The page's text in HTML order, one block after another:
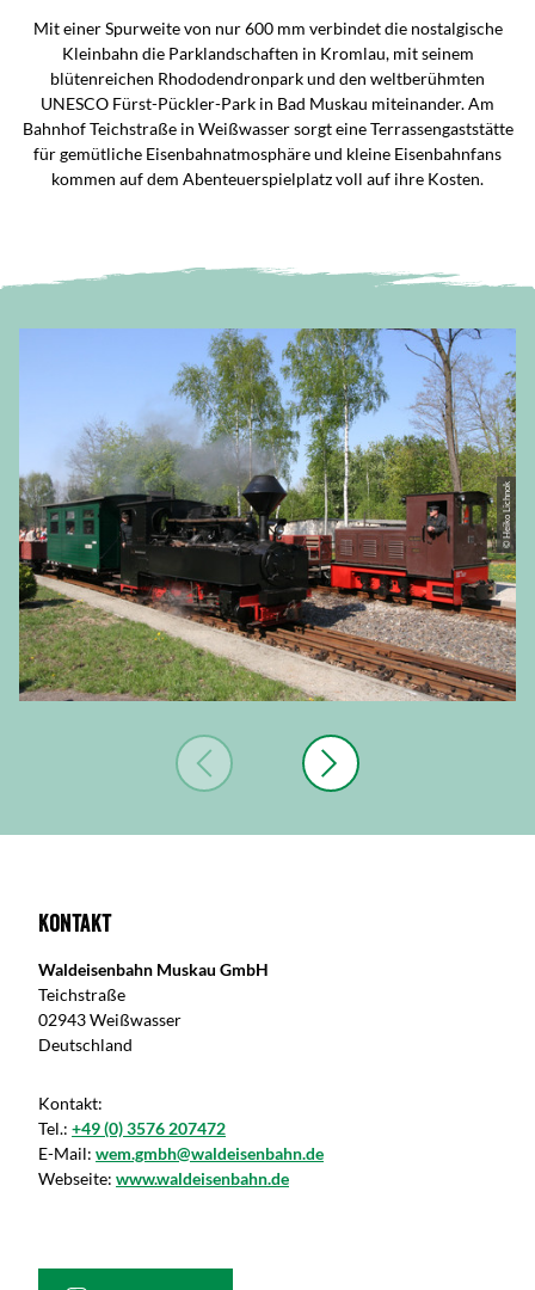
Mit einer Spurweite von nur 600 mm verbindet die nostalgische
Kleinbahn die Parklandschaften in Kromlau, mit seinem
blütenreichen Rhododendronpark und den weltberühmten
UNESCO Fürst-Pückler-Park in Bad Muskau miteinander. Am
Bahnhof Teichstraße in Weißwasser sorgt eine Terrassengaststätte
für gemütliche Eisenbahnatmosphäre und kleine Eisenbahnfans
kommen auf dem Abenteuerspielplatz voll auf ihre Kosten.
© Heiko Lichnok
Kontakt
Waldeisenbahn Muskau GmbH
Teichstraße
02943 Weißwasser
Deutschland
Kontakt:
Tel.: +49 (0) 3576 207472
E-Mail: wem.gmbh@waldeisenbahn.de
Webseite: www.waldeisenbahn.de